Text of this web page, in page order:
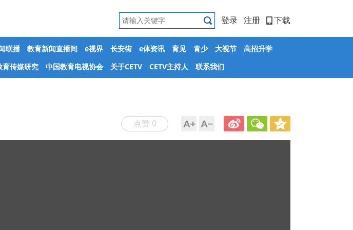
登录 注册 下载
联播 教育新闻直播间 e视界 长安街 e体资讯 育见 青少 大视节
高招升学
育传媒研究 中国教育电视协会 关于CETV CETV主持人 联系我们
点赞 0